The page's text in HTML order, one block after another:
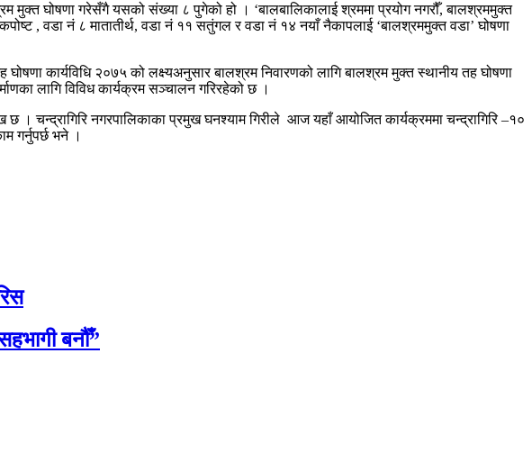
मुक्त घोषणा गरेसँगै यसको संख्या ८ पुगेको हो । ‘बालबालिकालाई श्रममा प्रयोग नगरौँ, बालश्रममुक्त
, वडा नं ८ मातातीर्थ, वडा नं ११ सतुंगल र वडा नं १४ नयाँ नैकापलाई ‘बालश्रममुक्त वडा’ घोषणा
कार्यविधि २०७५ को लक्ष्यअनुसार बालश्रम निवारणको लागि बालश्रम मुक्त स्थानीय तह घोषणा
लागि विविध कार्यक्रम सञ्चालन गरिरहेको छ ।
। चन्द्रागिरि नगरपालिकाका प्रमुख घनश्याम गिरीले आज यहाँ आयोजित कार्यक्रममा चन्द्रागिरि –१०
गर्नुपर्छ भने ।
बनौँ”